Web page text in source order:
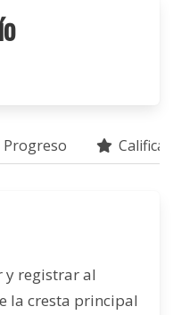
Progreso
y registrar al
la cresta principal